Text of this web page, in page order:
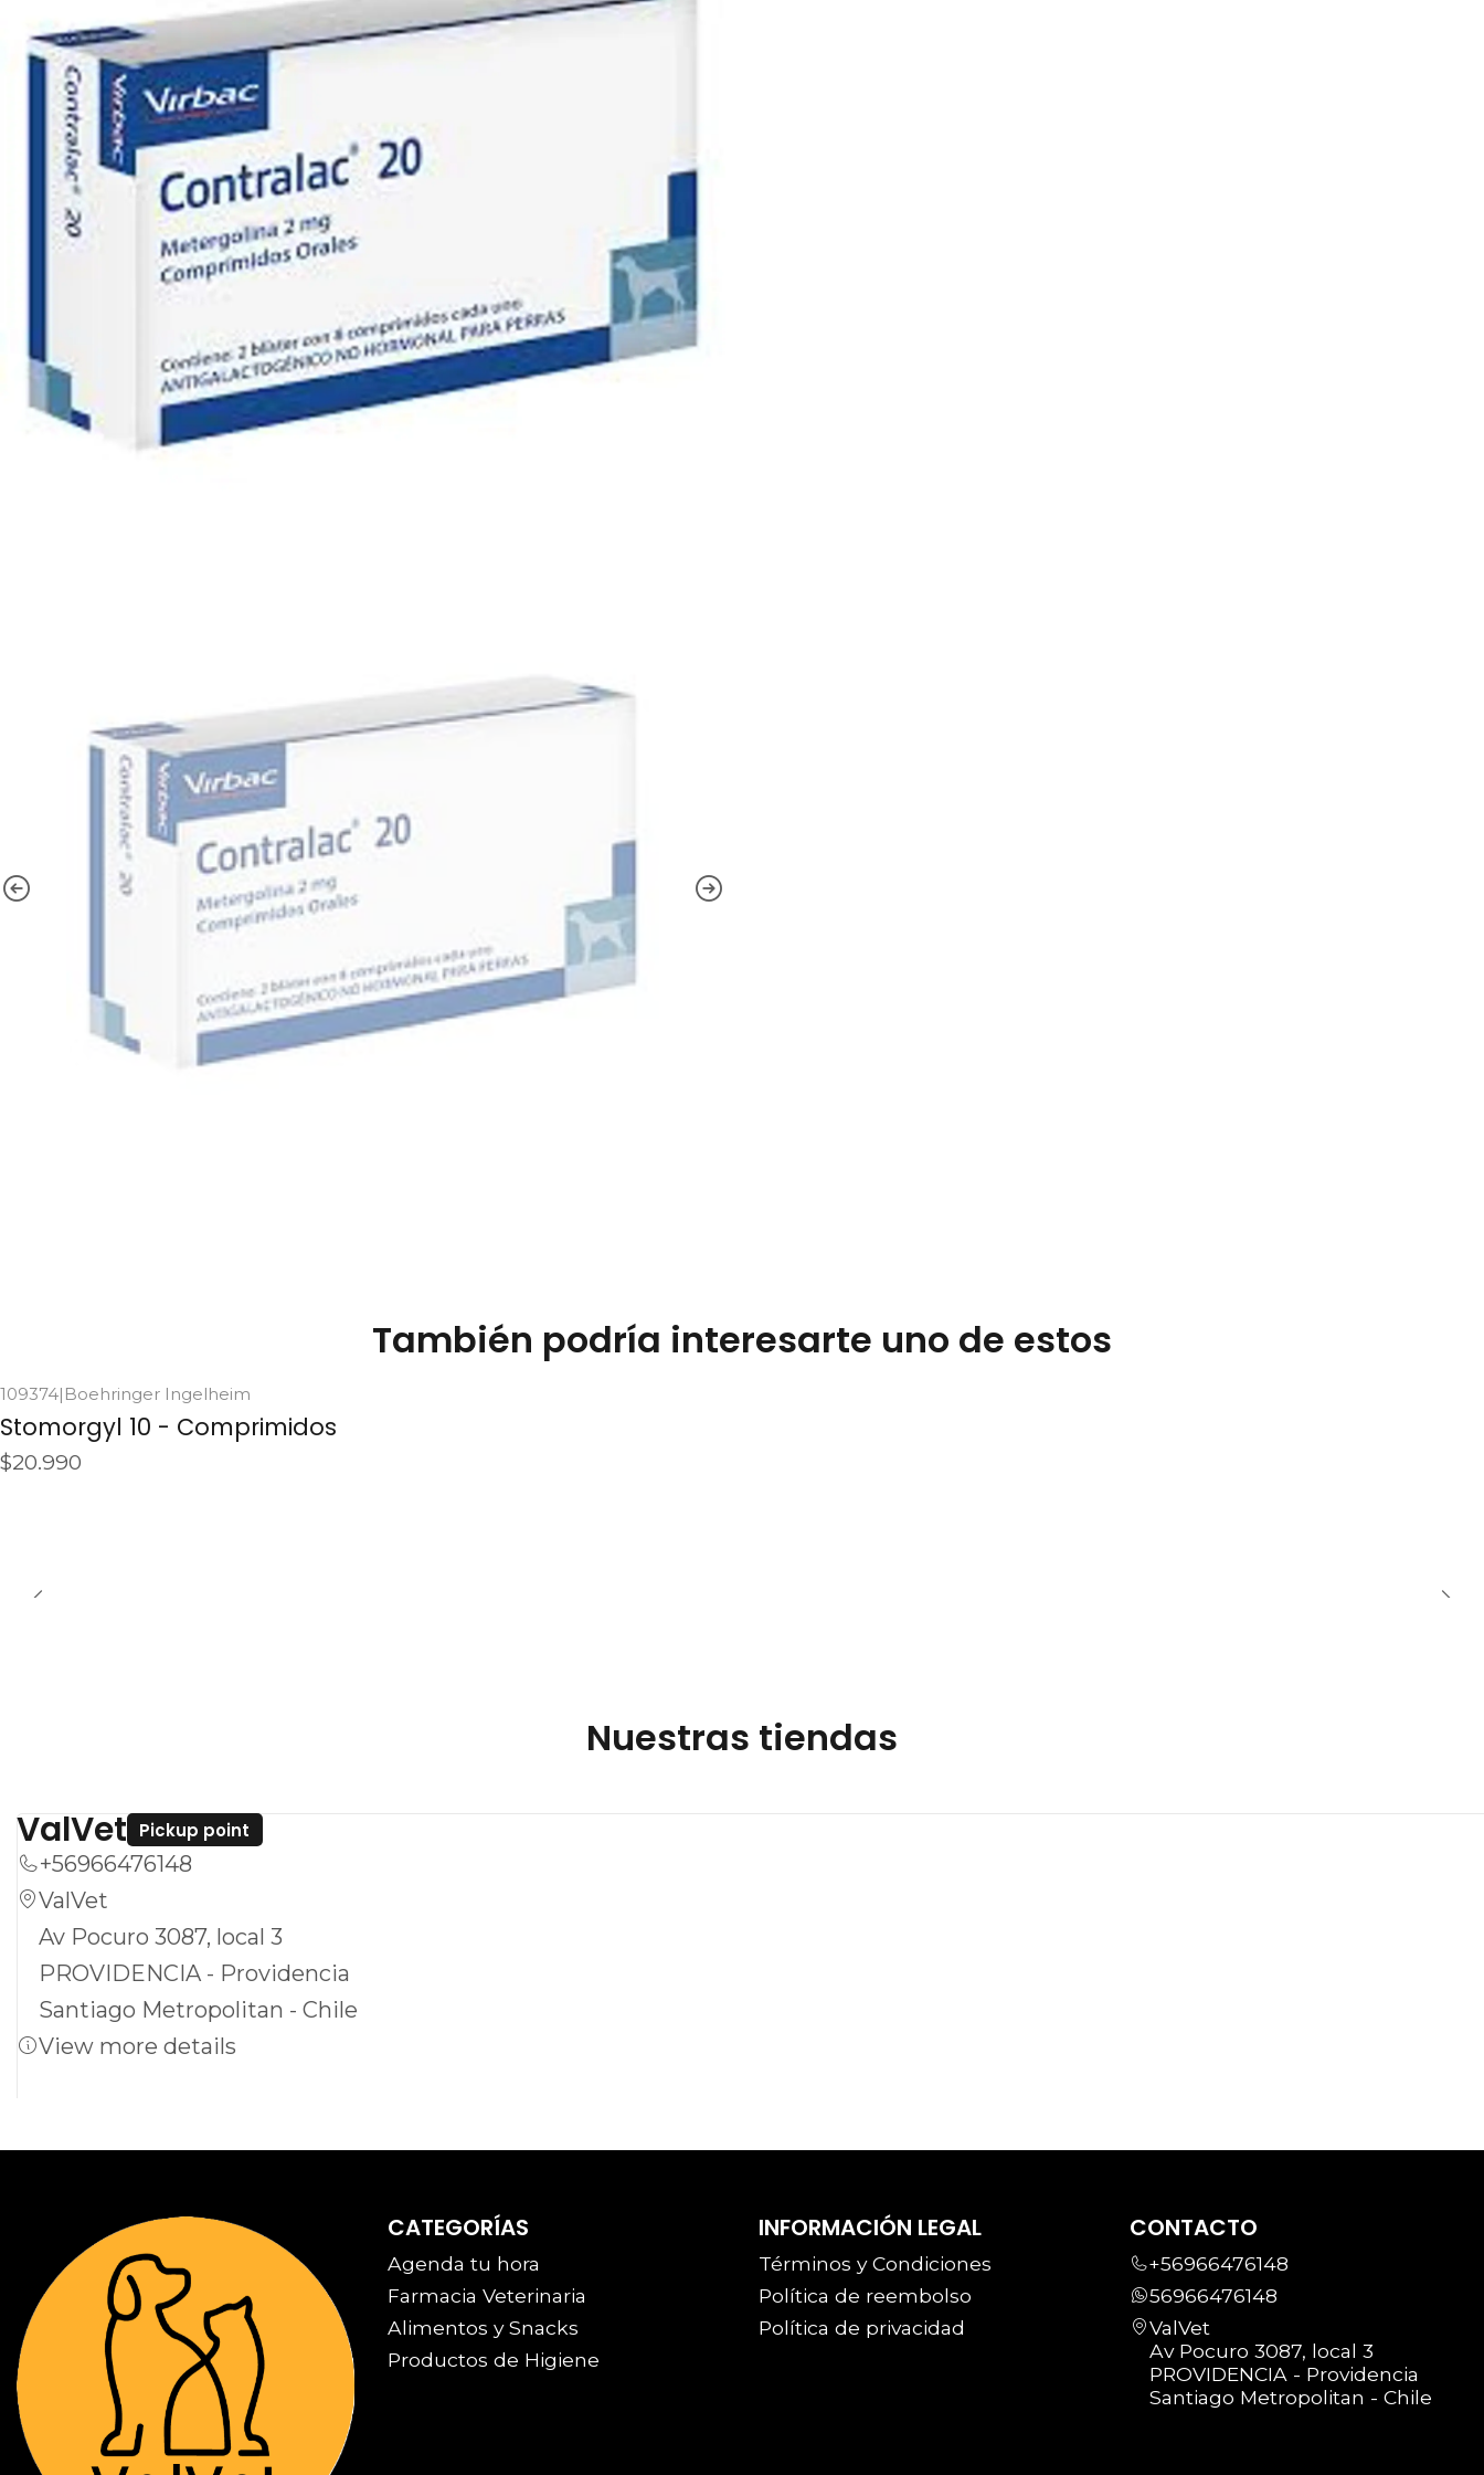
También podría interesarte uno de estos
Agotado
109374| Boehringer Ingelheim
Stomorgyl 10 - Comprimidos
$20.990
Nuestras tiendas
ValVet Pickup point
+56966476148
ValVet
Av Pocuro 3087, local 3
PROVIDENCIA - Providencia
Santiago Metropolitan - Chile
View more details
CATEGORÍAS
Agenda tu hora
Farmacia Veterinaria
Alimentos y Snacks
Productos de Higiene
INFORMACIÓN LEGAL
Términos y Condiciones
Política de reembolso
Política de privacidad
CONTACTO
+56966476148
56966476148
ValVet
Av Pocuro 3087, local 3
PROVIDENCIA - Providencia
Santiago Metropolitan - Chile